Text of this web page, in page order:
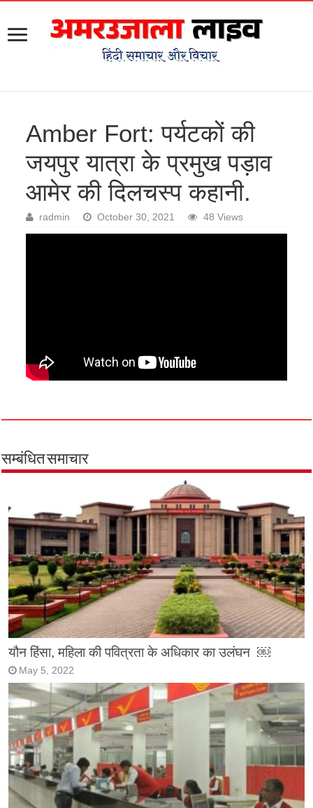
Amber Fort: पर्यटकों की
जयपुर यात्रा के प्रमुख पड़ाव
आमेर की दिलचस्प कहानी.
radmin October 30, 2021 48 Views
सम्बंधित समाचार
यौन हिंसा, महिला की पवित्रता के अधिकार का उलंघन ￼
May 5, 2022